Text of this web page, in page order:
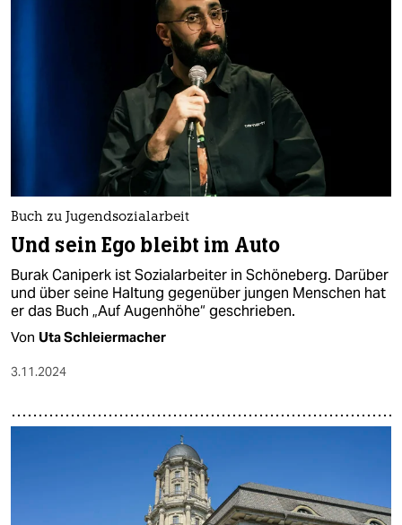
Buch zu Jugendsozialarbeit
Und sein Ego bleibt im Auto
Burak Caniperk ist Sozialarbeiter in Schöneberg. Darüber
und über seine Haltung gegenüber jungen Menschen hat
er das Buch „Auf Augenhöhe“ geschrieben.
Von Uta Schleiermacher
3.11.2024